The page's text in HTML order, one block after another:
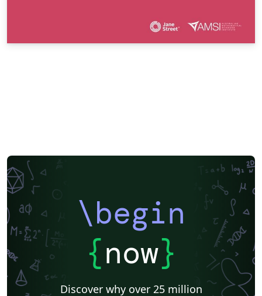
\begin
{now}
Discover why over 25 million